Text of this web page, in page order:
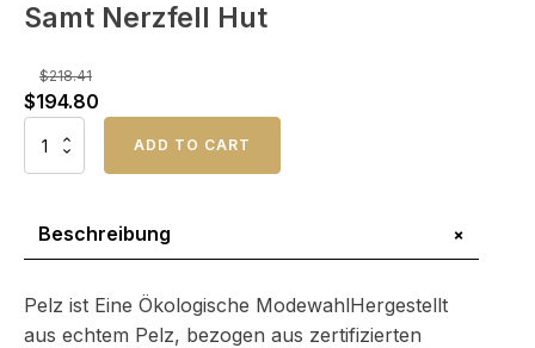
Samt Nerzfell Hut
$218.41
Ursprünglicher
war:
$194.80
Samt
ADD TO CART
Beschreibung +
Pelz ist Eine Ökologische ModewahlHergestellt
aus echtem Pelz, bezogen aus zertifizierten